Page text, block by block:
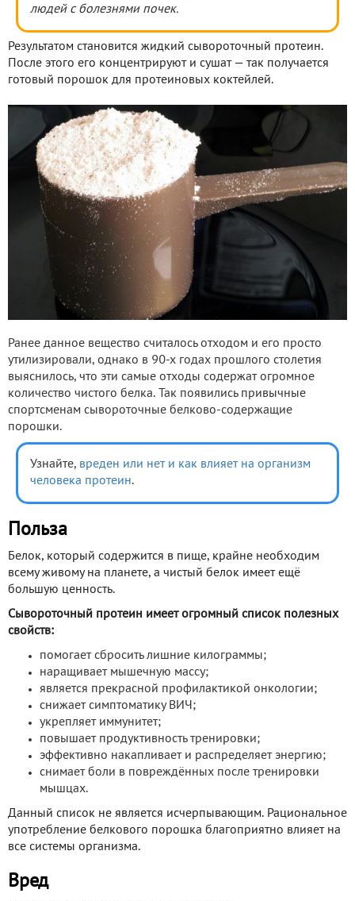
людей с болезнями почек.
Результатом становится жидкий сывороточный протеин.
После этого его концентрируют и сушат — так получается
готовый порошок для протеиновых коктейлей.
Ранее данное вещество считалось отходом и его просто
утилизировали, однако в 90-х годах прошлого столетия
выяснилось, что эти самые отходы содержат огромное
количество чистого белка. Так появились привычные
спортсменам сывороточные белково-содержащие
порошки.
Узнайте, вреден или нет и как влияет на организм
человека протеин.
Польза
Белок, который содержится в пище, крайне необходим
всему живому на планете, а чистый белок имеет ещё
большую ценность.
Сывороточный протеин имеет огромный список полезных
свойств:
помогает сбросить лишние килограммы;
наращивает мышечную массу;
является прекрасной профилактикой онкологии;
снижает симптоматику ВИЧ;
укрепляет иммунитет;
повышает продуктивность тренировки;
эффективно накапливает и распределяет энергию;
снимает боли в повреждённых после тренировки
мышцах.
Данный список не является исчерпывающим. Рациональное
употребление белкового порошка благоприятно влияет на
все системы организма.
Вред